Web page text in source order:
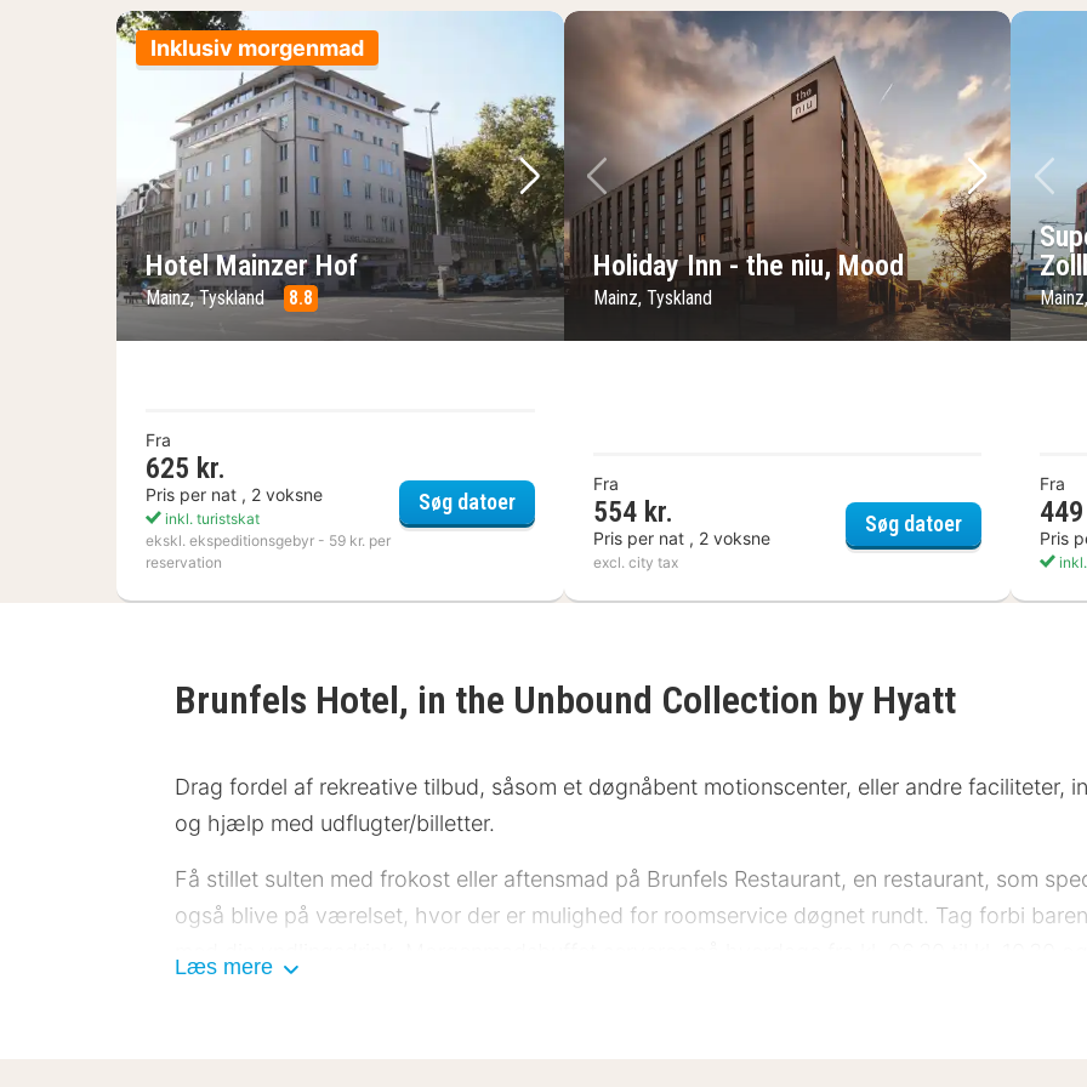
Inklusiv morgenmad
Forrige billede
Næste billede
Hotel Mainzer Hof
Mainz, Tyskland 8.8
Fra
625 kr.
Pris per nat , 2 voksne
inkl. turistskat
ekskl. ekspeditionsgebyr - 59 kr. per
reservation
Søg datoerHotel Mainzer Hof
Forrige billede
Næste
Holiday Inn - the niu, Mood
Mainz, Tyskland
Fra
554 kr.
Pris per nat , 2 voksne
excl. city tax
Søg datoerHoliday Inn -
Fra
Pris
Brunfels Hotel, in the Unbound Collection by Hyatt
Drag fordel af rekreative tilbud, såsom et døgnåbent motionscenter, eller andre faciliteter,
og hjælp med udflugter/billetter.
Få stillet sulten med frokost eller aftensmad på Brunfels Restaurant, en restaurant, som
også blive på værelset, hvor der er mulighed for roomservice døgnet rundt. Tag forbi
Læs mere